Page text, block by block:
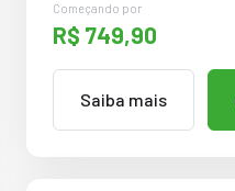
Começando por
R$ 749,90
Saiba mais